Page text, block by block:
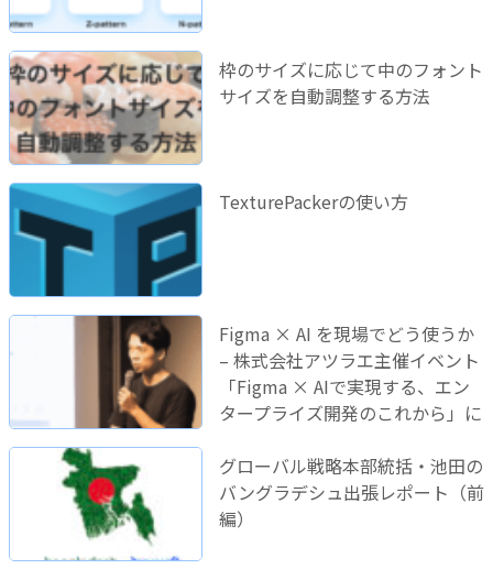
枠のサイズに応じて中のフォント
サイズを自動調整する方法
TexturePackerの使い方
Figma × AI を現場でどう使うか
– 株式会社アツラエ主催イベント
「Figma × AIで実現する、エン
タープライズ開発のこれから」に
グローバル戦略本部統括・池田の
バングラデシュ出張レポート（前
編）